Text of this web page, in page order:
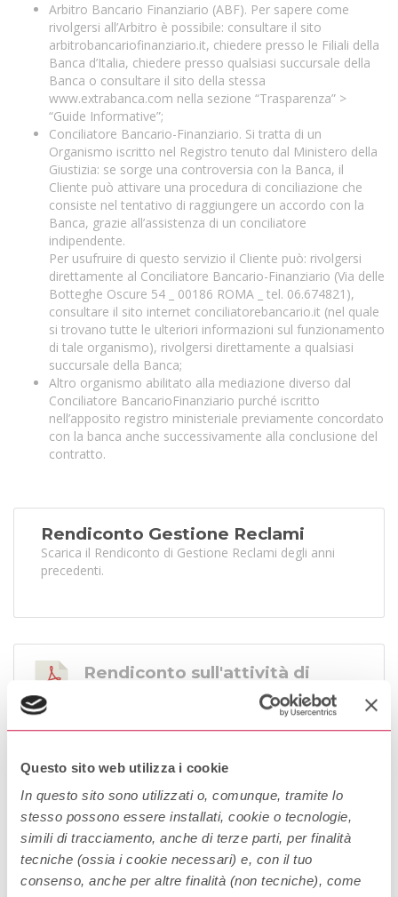
Questo sito web utilizza i cookie
In questo sito sono utilizzati o, comunque, tramite lo
stesso possono essere installati, cookie o tecnologie,
simili di tracciamento, anche di terze parti, per finalità
tecniche (ossia i cookie necessari) e, con il tuo
consenso, anche per altre finalità (non tecniche), come
Arbitro Bancario Finanziario (ABF). Per sapere come
rivolgersi all’Arbitro è possibile: consultare il sito
arbitrobancariofinanziario.it, chiedere presso le Filiali della
Banca d’Italia, chiedere presso qualsiasi succursale della
Banca o consultare il sito della stessa
www.extrabanca.com nella sezione “Trasparenza” >
“Guide Informative”;
Conciliatore Bancario-Finanziario. Si tratta di un
Organismo iscritto nel Registro tenuto dal Ministero della
Giustizia: se sorge una controversia con la Banca, il
Cliente può attivare una procedura di conciliazione che
consiste nel tentativo di raggiungere un accordo con la
Banca, grazie all’assistenza di un conciliatore
indipendente.
Per usufruire di questo servizio il Cliente può: rivolgersi
direttamente al Conciliatore Bancario-Finanziario (Via delle
Botteghe Oscure 54 _ 00186 ROMA _ tel. 06.674821),
consultare il sito internet conciliatorebancario.it (nel quale
si trovano tutte le ulteriori informazioni sul funzionamento
di tale organismo), rivolgersi direttamente a qualsiasi
succursale della Banca;
Altro organismo abilitato alla mediazione diverso dal
Conciliatore BancarioFinanziario purché iscritto
nell’apposito registro ministeriale previamente concordato
con la banca anche successivamente alla conclusione del
contratto.
Rendiconto Gestione Reclami
Scarica il Rendiconto di Gestione Reclami degli anni
precedenti.
Rendiconto sull'attività di
gestione dei reclami - Anno
Rendiconto sull'attività di
gestione dei reclami - Anno
2024
Scarica